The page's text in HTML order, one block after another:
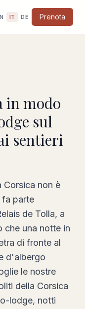
IT DE Prenota
in modo
sul
sentieri
Corsica non è
fa parte
de Tolla, a
che una notte in
di fronte al
d'albergo
le nostre
della Corsica
lodge, notti